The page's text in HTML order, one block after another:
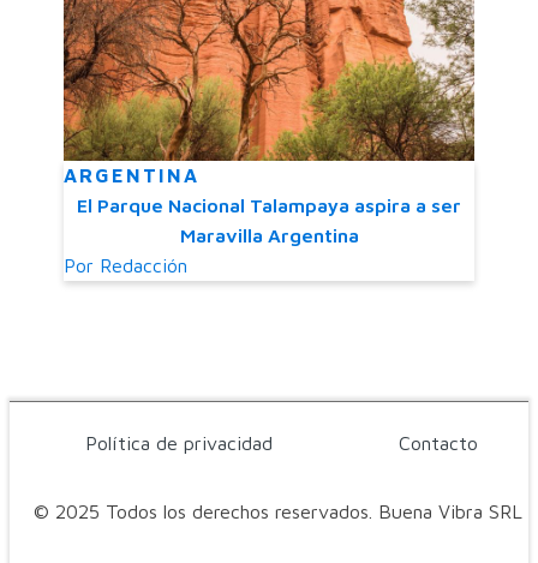
ARGENTINA
El Parque Nacional Talampaya aspira a ser
Maravilla Argentina
Por Redacción
© 2025 Todos los derechos reservados. Buena Vibra SRL
Política de privacidad Contacto